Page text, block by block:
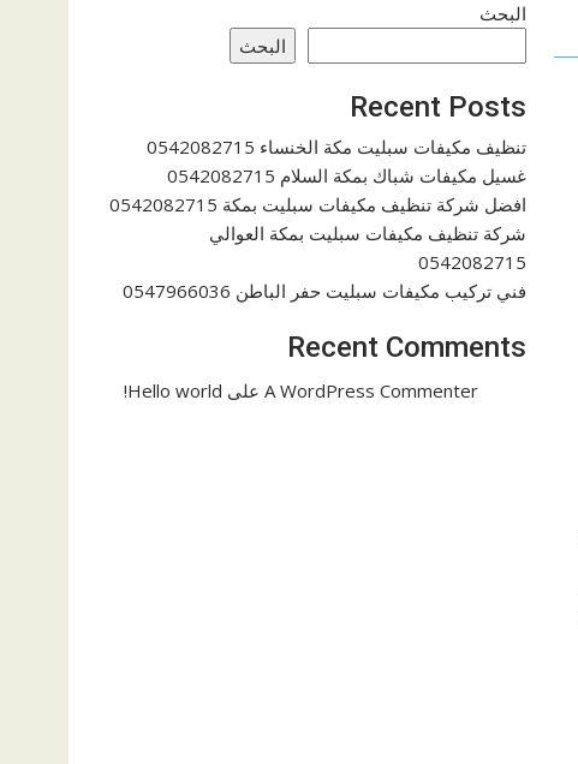
البحث
البحث
Recent Posts
تنظيف مكيفات سبليت مكة الخنساء 0542082715
غسيل مكيفات شباك بمكة السلام 0542082715
افضل شركة تنظيف مكيفات سبليت بمكة 0542082715
شركة تنظيف مكيفات سبليت بمكة العوالي
0542082715
فني تركيب مكيفات سبليت حفر الباطن 0547966036
Recent Comments
A WordPress Commenter على Hello world!